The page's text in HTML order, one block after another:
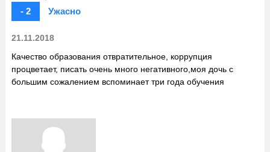
- 2
Ужасно
21.11.2018
Качество образования отвратительное, коррупция
процветает, писать очень много негативного,моя дочь с
большим сожалением вспоминает три года обучения